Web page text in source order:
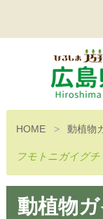
HOME 動植物
フモトニガイグチ
動植物